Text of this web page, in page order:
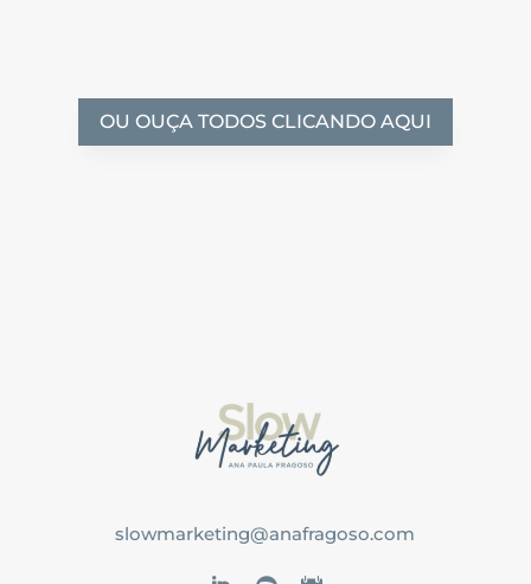
OU OUÇA TODOS CLICANDO AQUI
slowmarketing@anafragoso.com